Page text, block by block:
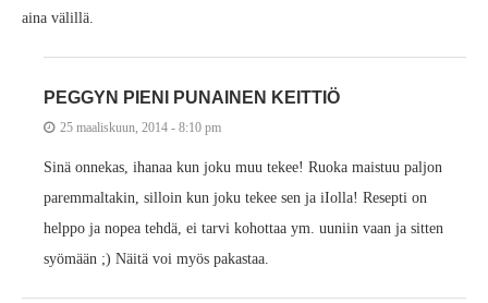
aina välillä.
PEGGYN PIENI PUNAINEN KEITTIÖ
25 maaliskuun, 2014 - 8:10 pm
Sinä onnekas, ihanaa kun joku muu tekee! Ruoka maistuu paljon
paremmaltakin, silloin kun joku tekee sen ja iIolla! Resepti on
helppo ja nopea tehdä, ei tarvi kohottaa ym. uuniin vaan ja sitten
syömään ;) Näitä voi myös pakastaa.